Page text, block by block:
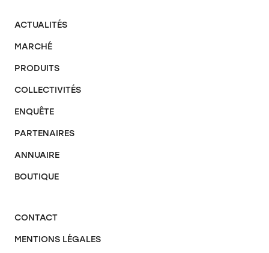
ACTUALITÉS
MARCHÉ
PRODUITS
COLLECTIVITÉS
ENQUÊTE
PARTENAIRES
ANNUAIRE
BOUTIQUE
CONTACT
MENTIONS LÉGALES